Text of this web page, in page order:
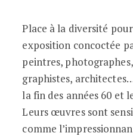
Place à la diversité
exposition concoctée
peintres,
graphistes,
la fin des années 60 et
Leurs œuvres sont
comme